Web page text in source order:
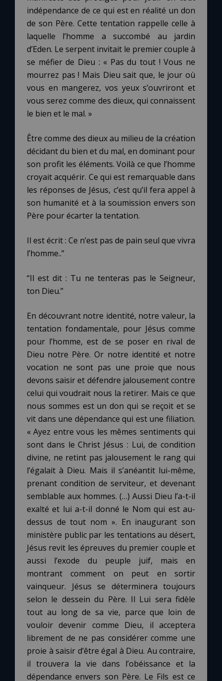
indépendance de ce qui est en réalité un don
de son Père. Cette tentation rappelle celle à
laquelle l’homme a succombé au jardin
d’Eden. Le serpent invitait le premier couple à
se méfier de Dieu : « Pas du tout ! Vous ne
mourrez pas ! Mais Dieu sait que, le jour où
vous en mangerez, vos yeux s’ouvriront et
vous serez comme des dieux, qui connaissent
le bien et le mal. »
Être comme des dieux au milieu de la création
décidant du bien et du mal, en dominant pour
son profit les éléments. Voilà ce que l’homme
croyait acquérir. Ce qui est remarquable dans
les réponses de Jésus, c’est qu’il fera appel à
son humanité et à la soumission envers son
Père pour écarter la tentation.
Il est écrit : Ce n’est pas de pain seul que vivra
l’homme..”
“Il est dit : Tu ne tenteras pas le Seigneur,
ton Dieu.”
En découvrant notre identité, notre valeur, la
tentation fondamentale, pour Jésus comme
pour l’homme, est de se poser en rival de
Dieu notre Père. Or notre identité et notre
vocation ne sont pas une proie que nous
devons saisir et défendre jalousement contre
celui qui voudrait nous la retirer. Mais ce que
nous sommes est un don qui se reçoit et se
vit dans une dépendance qui est une filiation.
« Ayez entre vous les mêmes sentiments qui
sont dans le Christ Jésus : Lui, de condition
divine, ne retint pas jalousement le rang qui
l’égalait à Dieu. Mais il s’anéantit lui-même,
prenant condition de serviteur, et devenant
semblable aux hommes. (…) Aussi Dieu l’a-t-il
exalté et lui a-t-il donné le Nom qui est au-
dessus de tout nom ». En inaugurant son
ministère public par les tentations au désert,
Jésus revit les épreuves du premier couple et
aussi l’exode du peuple juif, mais en
montrant comment on peut en sortir
vainqueur. Jésus se déterminera toujours
selon le dessein du Père. Il Lui sera fidèle
tout au long de sa vie, parce que loin de
vouloir devenir comme Dieu, il acceptera
librement de ne pas considérer comme une
proie à saisir d’être égal à Dieu. Au contraire,
il trouvera la vie dans l’obéissance et la
dépendance envers son Père. Le Fils est ce